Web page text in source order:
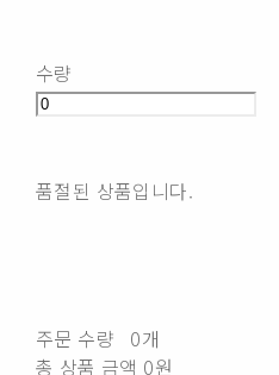
수량
품절된 상품입니다.
주문 수량
0개
총 상품 금액 0원